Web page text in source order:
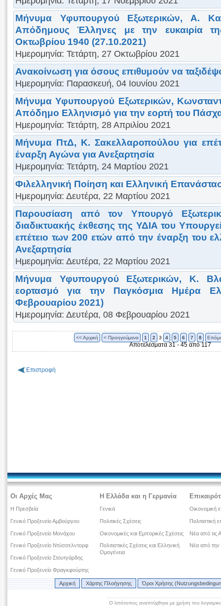
Μήνυμα Υφυπουργού Εξωτερικών, Α.
Απόδημους Έλληνες με την ευκαιρία
Οκτωβρίου 1940 (27.10.2021)
Ημερομηνία: Τετάρτη, 27 Οκτωβρίου 2021
Ανακοίνωση για όσους επιθυμούν να
Ημερομηνία: Παρασκευή, 04 Ιουνίου 2021
Μήνυμα Υφυπουργού Εξωτερικών,
Απόδημο Ελληνισμό για την εορτή του
Ημερομηνία: Τετάρτη, 28 Απριλίου 2021
Μήνυμα ΠτΔ, Κ. Σακελλαροπούλου για
έναρξη Αγώνα για Ανεξαρτησία
Ημερομηνία: Τετάρτη, 24 Μαρτίου 2021
Φιλελληνική Ποίηση και Ελληνική
Ημερομηνία: Δευτέρα, 22 Μαρτίου 2021
Παρουσίαση από τον Υπουργό
διαδικτυακής έκθεσης της ΥΔΙΑ του
επέτειο των 200 ετών από την έναρξη του
Ανεξαρτησία
Ημερομηνία: Δευτέρα, 22 Μαρτίου 2021
Μήνυμα Υφυπουργού Εξωτερικών, Κ.
εορτασμό για την Παγκόσμια Ημέρα
Φεβρουαρίου 2021)
Ημερομηνία: Δευτέρα, 08 Φεβρουαρίου 2021
<< Αρχική < Προηγούμενα 1 2 3 4 5 6 7 8
Αποτελέσματα 31 - 45 από 117
Επιστροφή
Οι Αρχές Μας
Η Πρεσβεία
Γενικό Προξενείο Αμβούργου
Γενικό Προξενείο Μονάχου
Γενικό Προξενείο Ντύσσελντορφ
Γενικό Προξενείο Στουτγάρδης
Γενικό Προξενείο Φραγκφούρτης
Η Ελλάδα και η Γερμανία
Γενικά
Πολιτικές Σχέσεις
Οικονομικές και Εμπορικές Σχέσεις
Πολιτιστικές Σχέσεις και Ελληνική
Ομογένεια
Οικονομική
Πολιτιστική
Νέα από τις
Νέα από την
Αρχική Χάρτης Πλοήγησης Όροι Χρήσης
Ο Ιστότοπος αναπτύχθηκε με χρήση του